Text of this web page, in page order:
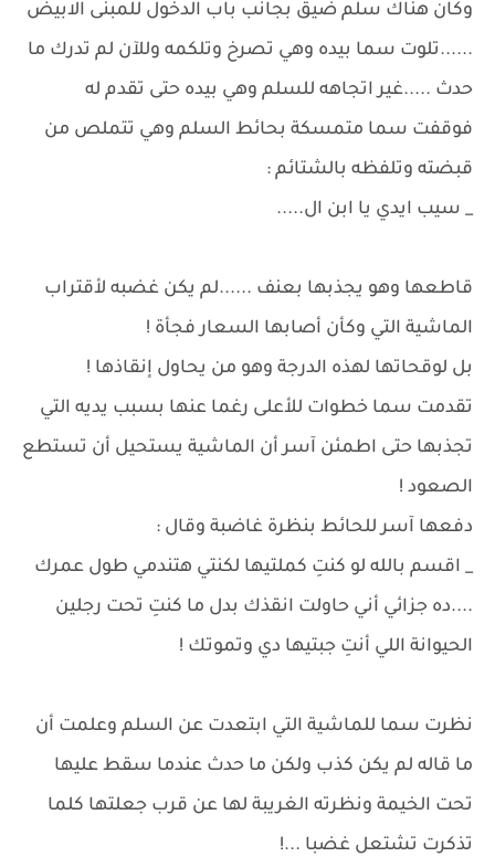
وكان هناك سلم ضيق بجانب باب الدخول للمبنى الابيض
......تلوت سما بيده وهي تصرخ وتلكمه وللآن لم تدرك ما
حدث .....غير اتجاهه للسلم وهي بيده حتى تقدم له
فوقفت سما متمسكة بحائط السلم وهي تتملص من
قبضته وتلفظه بالشتائم :
_ سيب ايدي يا ابن ال.....
قاطعها وهو يجذبها بعنف ......لم يكن غضبه لأقتراب
الماشية التي وكأن أصابها السعار فجأة !
بل لوقحاتها لهذه الدرجة وهو من يحاول إنقاذها !
تقدمت سما خطوات للأعلى رغما عنها بسبب يديه التي
تجذبها حتى اطمئن آسر أن الماشية يستحيل أن تستطع
الصعود !
دفعها آسر للحائط بنظرة غاضبة وقال :
_ اقسم بالله لو كنتِ كملتيها لكنتي هتندمي طول عمرك
....ده جزائي أني حاولت انقذك بدل ما كنتِ تحت رجلين
الحيوانة اللي أنتِ جبتيها دي وتموتك !
نظرت سما للماشية التي ابتعدت عن السلم وعلمت أن
ما قاله لم يكن كذب ولكن ما حدث عندما سقط عليها
تحت الخيمة ونظرته الغريبة لها عن قرب جعلتها كلما
تذكرت تشتعل غضبا ...!